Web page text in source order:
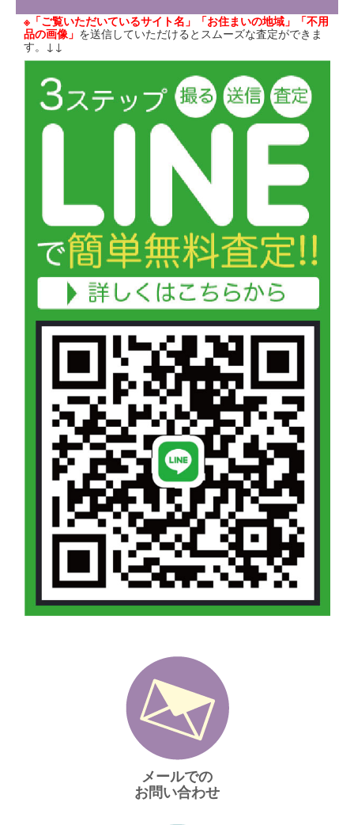
※「ご覧いただいているサイト名」「お住まいの地域」「不用
品の画像」 を送信していただけるとスムーズな査定ができま
す。↓↓
メールでの
お問い合わせ